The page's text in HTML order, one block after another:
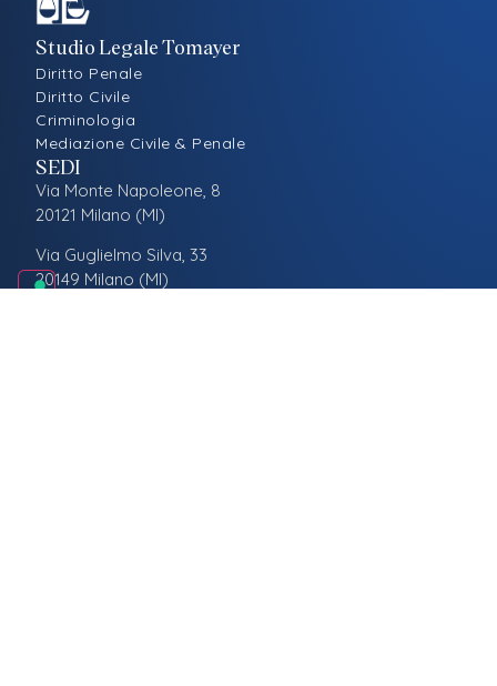
Studio Legale Tomayer
Diritto Penale
Diritto Civile
Criminologia
Mediazione Civile & Penale
SEDI
Via Monte Napoleone, 8
20121 Milano (MI)
Via Guglielmo Silva, 33
20149 Milano (MI)